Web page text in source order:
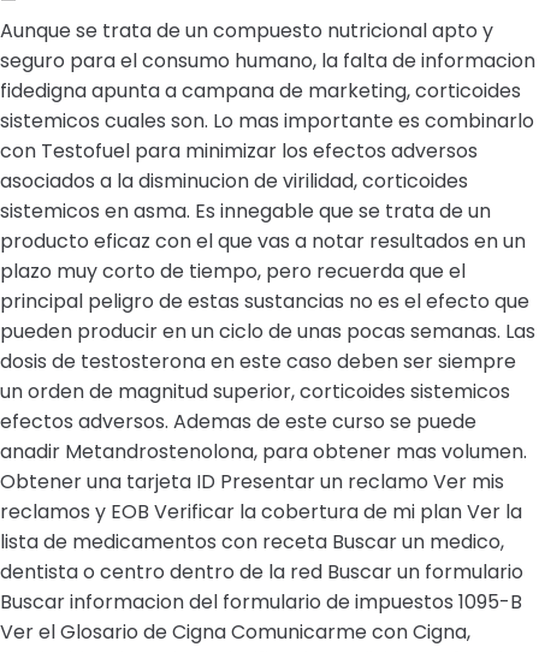
Aunque se trata de un compuesto nutricional apto y
seguro para el consumo humano, la falta de informacion
fidedigna apunta a campana de marketing, corticoides
sistemicos cuales son. Lo mas importante es combinarlo
con Testofuel para minimizar los efectos adversos
asociados a la disminucion de virilidad, corticoides
sistemicos en asma. Es innegable que se trata de un
producto eficaz con el que vas a notar resultados en un
plazo muy corto de tiempo, pero recuerda que el
principal peligro de estas sustancias no es el efecto que
pueden producir en un ciclo de unas pocas semanas. Las
dosis de testosterona en este caso deben ser siempre
un orden de magnitud superior, corticoides sistemicos
efectos adversos. Ademas de este curso se puede
anadir Metandrostenolona, para obtener mas volumen.
Obtener una tarjeta ID Presentar un reclamo Ver mis
reclamos y EOB Verificar la cobertura de mi plan Ver la
lista de medicamentos con receta Buscar un medico,
dentista o centro dentro de la red Buscar un formulario
Buscar informacion del formulario de impuestos 1095-B
Ver el Glosario de Cigna Comunicarme con Cigna,